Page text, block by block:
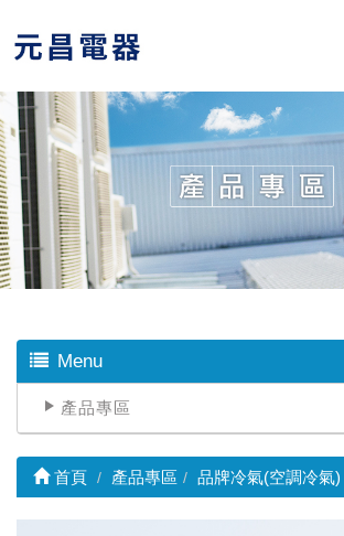
Menu
產品專區
首頁 產品專區 品牌冷氣(空調冷氣)